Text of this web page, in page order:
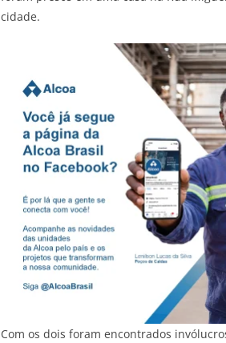
cidade.
Com os dois foram encontrados